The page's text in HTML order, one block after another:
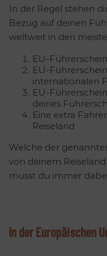
In der Regel stehen
Bezug auf deinen
weltweit in den
EU-Führerschein
EU-
internationalen
EU-
deines
Eine extra
Reiseland
Welche der
von deinem
musst du immer
In der Europäischen